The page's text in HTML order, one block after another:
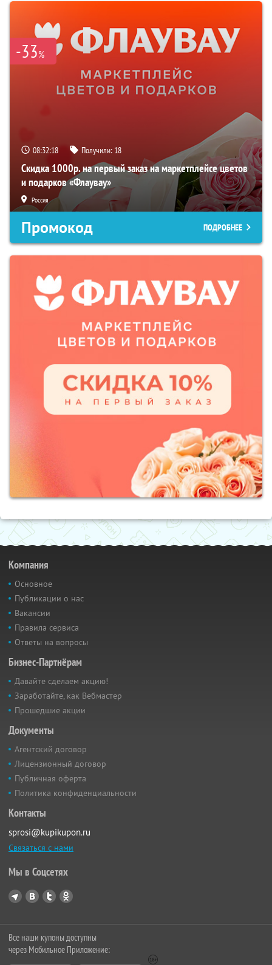
-33%
08:32:16 Получили: 18
Скидка 1000р. на первый заказ на маркетплейсе цветов
и подарков «Флаувау»
Россия
Промокод ПОДРОБНЕЕ
Компания
Основное
Публикации о нас
Вакансии
Правила сервиса
Ответы на вопросы
Бизнес-Партнёрам
Давайте сделаем акцию!
Заработайте, как Вебмастер
Прошедшие акции
Документы
Агентский договор
Лицензионный договор
Публичная оферта
Политика конфиденциальности
Контакты
sprosi@kupikupon.ru
Связаться с нами
Мы в Соцсетях
Все наши купоны доступны
через Мобильное Приложение: